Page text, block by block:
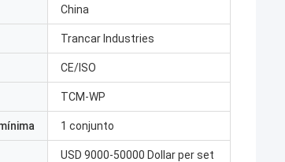
China
Trancar Industries
CE/ISO
TCM-WP
1 conjunto
USD 9000-50000 Dollar per set